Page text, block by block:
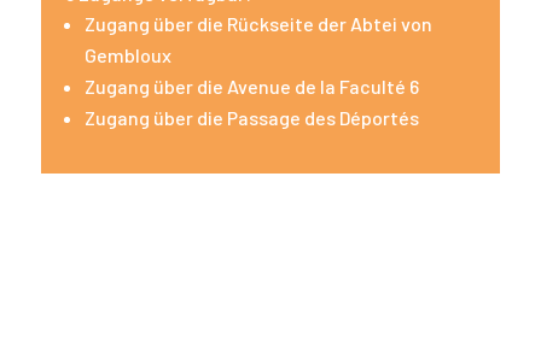
Zugang über die Rückseite der Abtei von
Gembloux
Zugang über die Avenue de la Faculté 6
Zugang über die Passage des Déportés